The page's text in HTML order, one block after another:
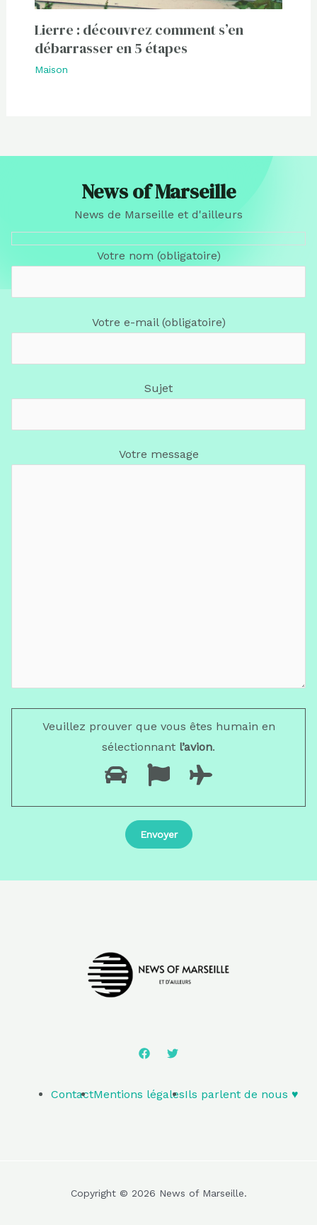
Lierre : découvrez comment s’en
débarrasser en 5 étapes
Maison
News of Marseille
News de Marseille et d'ailleurs
Votre nom (obligatoire)
Votre e-mail (obligatoire)
Sujet
Votre message
Veuillez prouver que vous êtes humain en
sélectionnant l’avion.
ContactMentions légalesIls parlent de nous ♥️
Copyright © 2026 News of Marseille.